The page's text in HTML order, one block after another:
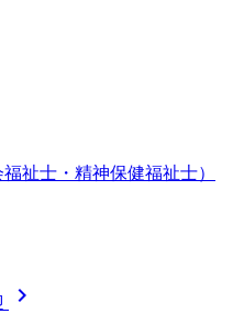
祉士・精神保健福祉士）
